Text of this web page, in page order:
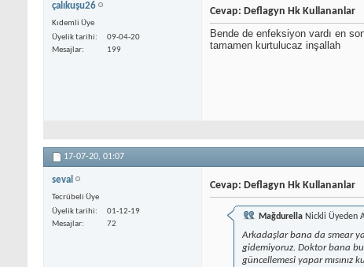
çalıkuşu26
Kıdemli Üye
Üyelik tarihi
09-04-20
Mesajlar
199
Cevap: Deflagyn Hk Kullananlar
Bende de enfeksiyon vardı en
tamamen kurtulucaz inşallah
17-07-20, 01:07
seval
Tecrübeli Üye
Üyelik tarihi
01-12-19
Mesajlar
72
Cevap: Deflagyn Hk Kullananlar
Mağdurella Nickli Üyeden
Arkadaşlar bana da smear
gidemiyoruz. Doktor bana
güncellemesi yapar